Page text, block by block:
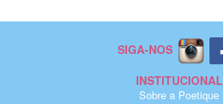
SIGA-NOS
INSTITUCIONAL
Sobre a Poetique